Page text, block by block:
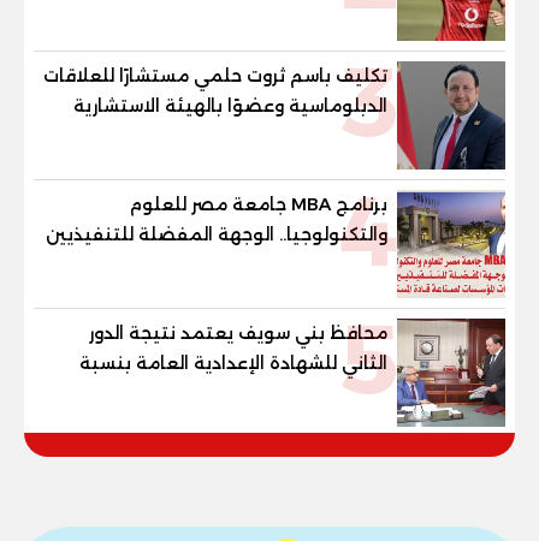
3
تكليف باسم ثروت حلمي مستشارًا للعلاقات
الدبلوماسية وعضوًا بالهيئة الاستشارية
العليا لمنظمة «جاد جمينت يوإن»
4
برنامج MBA جامعة مصر للعلوم
والتكنولوجيا.. الوجهة المفضلة للتنفيذيين
وقيادات المؤسسات لصناعة قادة
5
محافظ بني سويف يعتمد نتيجة الدور
الثاني للشهادة الإعدادية العامة بنسبة
والنور للمكفوفين